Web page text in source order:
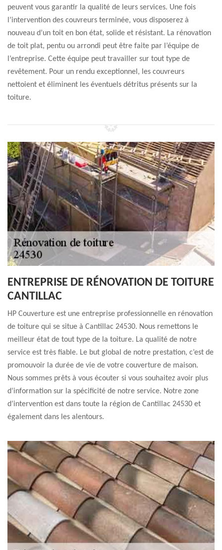
peuvent vous garantir la qualité de leurs services. Une fois
l’intervention des couvreurs terminée, vous disposerez à
nouveau d’un toit en bon état, solide et résistant. La rénovation
de toit plat, pentu ou arrondi peut être faite par l’équipe de
l’entreprise. Cette équipe peut travailler sur tout type de
revêtement. Pour un rendu exceptionnel, les couvreurs
nettoient et éliminent les éventuels détritus présents sur la
toiture.
ENTREPRISE DE RÉNOVATION DE TOITURE
CANTILLAC
HP Couverture est une entreprise professionnelle en rénovation
de toiture qui se situe à Cantillac 24530. Nous remettons le
meilleur état de tout type de la toiture. La qualité de notre
service est très fiable. Le but global de notre prestation, c’est de
promouvoir la durée de vie de votre couverture de maison.
Nous sommes prêts à vous écouter si vous souhaitez avoir plus
d’information sur la spécificité de notre service. Notre zone
d’intervention est dans toute la région de Cantillac 24530 et
également dans les alentours.